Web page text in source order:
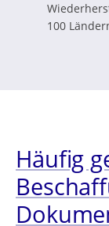
100
Häufig